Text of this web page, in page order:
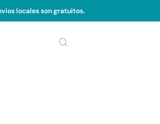
locales son gratuitos.